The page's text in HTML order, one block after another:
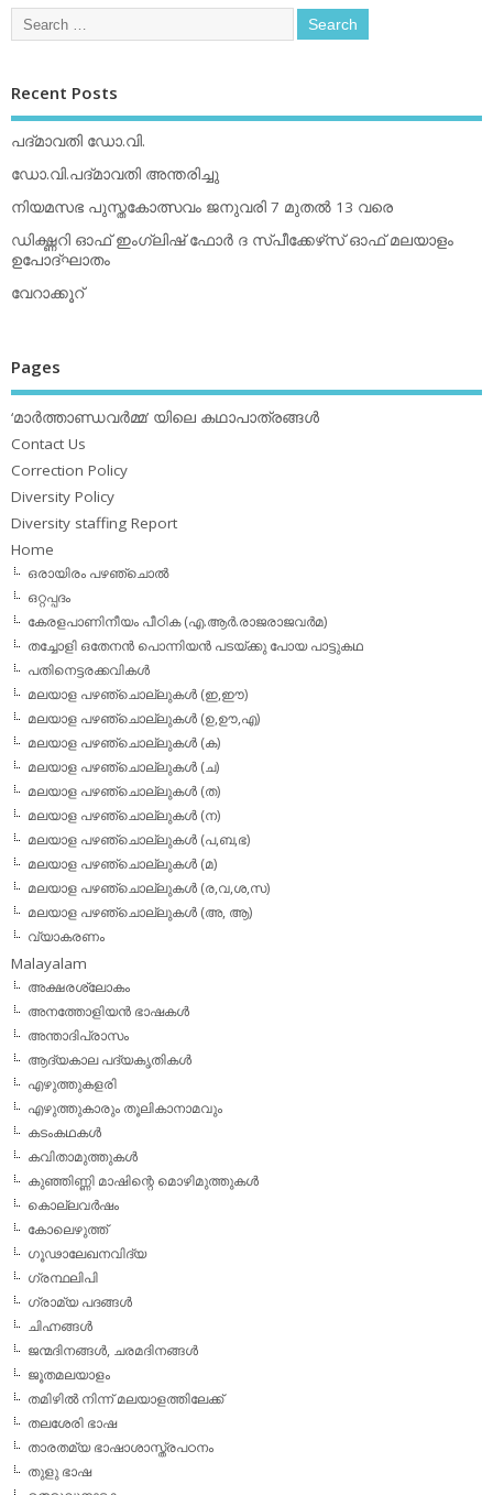
Recent Posts
പദ്മാവതി ഡോ.വി.
ഡോ.വി.പദ്മാവതി അന്തരിച്ചു
നിയമസഭ പുസ്തകോത്സവം ജനുവരി 7 മുതല്‍ 13 വരെ
ഡിക്ഷ്ണറി ഓഫ് ഇംഗ്ലിഷ് ഫോര്‍ ദ സ്പീക്കേഴ്‌സ് ഓഫ് മലയാളം
ഉപോദ്ഘാതം
വേറാക്കൂറ്
Pages
‘മാര്‍ത്താണ്ഡവര്‍മ്മ’ യിലെ കഥാപാത്രങ്ങള്‍
Contact Us
Correction Policy
Diversity Policy
Diversity staffing Report
Home
ഒരായിരം പഴഞ്ചൊല്‍
ഒറ്റപ്പദം
കേരളപാണിനീയം പീഠിക (എ.ആര്‍.രാജരാജവര്‍മ)
തച്ചോളി ഒതേനൻ പൊന്നിയൻ പടയ്‌ക്കു പോയ പാട്ടുകഥ
പതിനെട്ടരക്കവികള്‍
മലയാള പഴഞ്ചൊല്ലുകള്‍ (ഇ,ഈ)
മലയാള പഴഞ്ചൊല്ലുകള്‍ (ഉ,ഊ,എ)
മലയാള പഴഞ്ചൊല്ലുകള്‍ (ക)
മലയാള പഴഞ്ചൊല്ലുകള്‍ (ച)
മലയാള പഴഞ്ചൊല്ലുകള്‍ (ത)
മലയാള പഴഞ്ചൊല്ലുകള്‍ (ന)
മലയാള പഴഞ്ചൊല്ലുകള്‍ (പ,ബ,ഭ)
മലയാള പഴഞ്ചൊല്ലുകള്‍ (മ)
മലയാള പഴഞ്ചൊല്ലുകള്‍ (ര,വ,ശ,സ)
മലയാള പഴഞ്ചൊല്ലുകൾ (അ, ആ)
വ്യാകരണം
Malayalam
അക്ഷരശ്ലോകം
അനത്തോളിയന്‍ ഭാഷകള്‍
അന്താദിപ്രാസം
ആദ്യകാല പദ്യകൃതികള്‍
എഴുത്തുകളരി
എഴുത്തുകാരും തൂലികാനാമവും
കടംകഥകള്‍
കവിതാമുത്തുകള്‍
കുഞ്ഞിണ്ണി മാഷിന്റെ മൊഴിമുത്തുകള്‍
കൊല്ലവര്‍ഷം
കോലെഴുത്ത്
ഗൂഢാലേഖനവിദ്യ
ഗ്രന്ഥലിപി
ഗ്രാമ്യ പദങ്ങള്‍
ചിഹ്നങ്ങള്‍
ജന്മദിനങ്ങള്‍, ചരമദിനങ്ങള്‍
ജൂതമലയാളം
തമിഴില്‍ നിന്ന് മലയാളത്തിലേക്ക്
തലശേരി ഭാഷ
താരതമ്യ ഭാഷാശാസ്ത്രപഠനം
തുളു ഭാഷ